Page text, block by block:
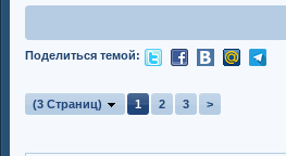
Поделиться темой:
(3 Страниц) 1 2 3 >